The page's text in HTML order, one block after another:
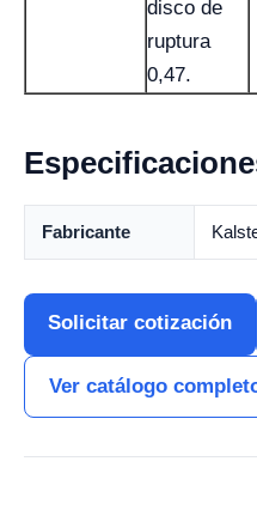
disco de
ruptura
0,47.
Fabricante
Solicitar cotización
Ver catálogo